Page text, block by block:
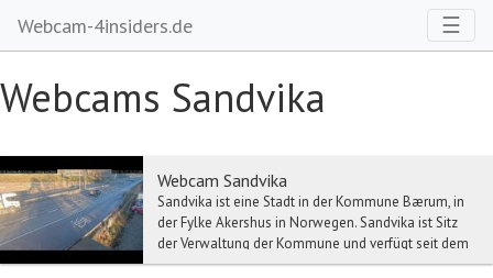
Webcam-4insiders.de ☰
Webcams Sandvika
Webcam Sandvika
Sandvika ist eine Stadt in der Kommune Bærum, in
der Fylke Akershus in Norwegen. Sandvika ist Sitz
der Verwaltung der Kommune und verfügt seit dem
...